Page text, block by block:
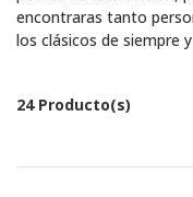
encontraras tanto
los clásicos de siempre
24 Producto(s)